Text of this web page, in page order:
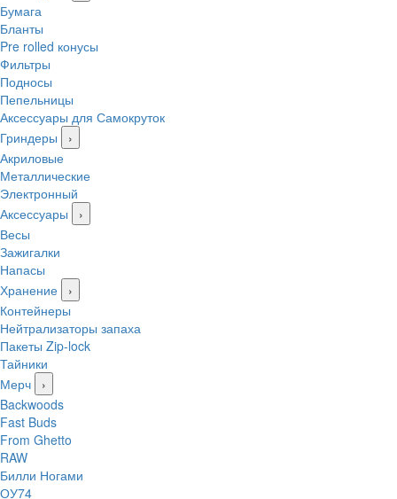
Бумага
Бланты
Pre rolled конусы
Фильтры
Подносы
Пепельницы
Аксессуары для Самокруток
Гриндеры
›
Акриловые
Металлические
Электронный
Аксессуары
›
Весы
Зажигалки
Напасы
Хранение
›
Контейнеры
Нейтрализаторы запаха
Пакеты Zip-lock
Тайники
Мерч
›
Backwoods
Fast Buds
From Ghetto
RAW
Билли Ногами
ОУ74